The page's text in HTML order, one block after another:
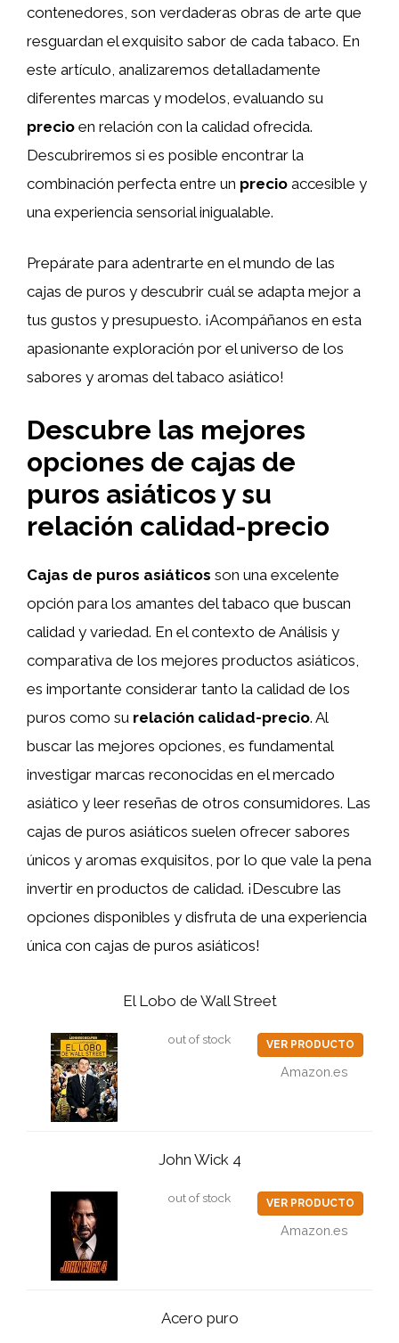
contenedores, son verdaderas obras de arte que
resguardan el exquisito sabor de cada tabaco. En
este artículo, analizaremos detalladamente
diferentes marcas y modelos, evaluando su
precio en relación con la calidad ofrecida.
Descubriremos si es posible encontrar la
combinación perfecta entre un precio accesible y
una experiencia sensorial inigualable.
Prepárate para adentrarte en el mundo de las
cajas de puros y descubrir cuál se adapta mejor a
tus gustos y presupuesto. ¡Acompáñanos en esta
apasionante exploración por el universo de los
sabores y aromas del tabaco asiático!
Descubre las mejores
opciones de cajas de
puros asiáticos y su
relación calidad-precio
Cajas de puros asiáticos son una excelente
opción para los amantes del tabaco que buscan
calidad y variedad. En el contexto de Análisis y
comparativa de los mejores productos asiáticos,
es importante considerar tanto la calidad de los
puros como su relación calidad-precio. Al
buscar las mejores opciones, es fundamental
investigar marcas reconocidas en el mercado
asiático y leer reseñas de otros consumidores. Las
cajas de puros asiáticos suelen ofrecer sabores
únicos y aromas exquisitos, por lo que vale la pena
invertir en productos de calidad. ¡Descubre las
opciones disponibles y disfruta de una experiencia
única con cajas de puros asiáticos!
El Lobo de Wall Street
out of stock VER PRODUCTO
Amazon.es
John Wick 4
out of stock VER PRODUCTO
Amazon.es
Acero puro